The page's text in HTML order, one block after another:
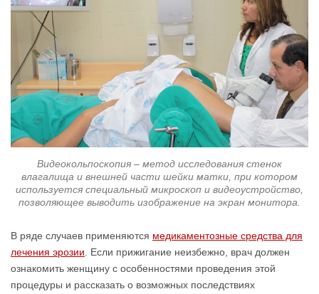
Видеокольпоскопия – метод исследования стенок
влагалища и внешней части шейки матки, при котором
используется специальный микроскоп и видеоустройство,
позволяющее выводить изображение на экран монитора.
В ряде случаев применяются медикаментозные средства для
лечения эрозии . Если прижигание неизбежно, врач должен
ознакомить женщину с особенностями проведения этой
процедуры и рассказать о возможных последствиях